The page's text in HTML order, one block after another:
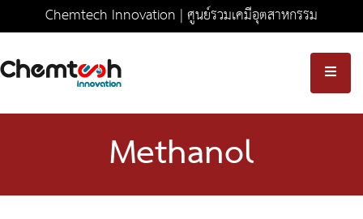
Chemtech Innovation | ศูนย์รวมเคมีอุตสาหกรรม
Methanol